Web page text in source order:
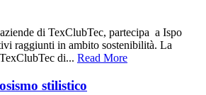
di TexClubTec, partecipa a Ispo
raggiunti in ambito sostenibilità. La
di... Read More
stilistico